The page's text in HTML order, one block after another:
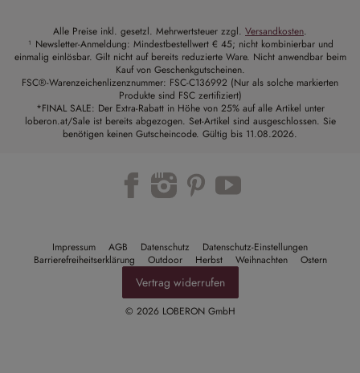
Alle Preise inkl. gesetzl. Mehrwertsteuer zzgl. Versandkosten.
¹ Newsletter-Anmeldung: Mindestbestellwert € 45; nicht kombinierbar und
einmalig einlösbar. Gilt nicht auf bereits reduzierte Ware. Nicht anwendbar beim
Kauf von Geschenkgutscheinen.
FSC®-Warenzeichenlizenznummer: FSC-C136992 (Nur als solche markierten
Produkte sind FSC zertifiziert)
*FINAL SALE: Der Extra-Rabatt in Höhe von 25% auf alle Artikel unter
loberon.at/Sale ist bereits abgezogen. Set-Artikel sind ausgeschlossen. Sie
benötigen keinen Gutscheincode. Gültig bis 11.08.2026.
Impressum AGB Datenschutz
Datenschutz-Einstellungen
Barrierefreiheitserklärung
Outdoor Herbst Weihnachten Ostern
Vertrag widerrufen
© 2026 LOBERON GmbH